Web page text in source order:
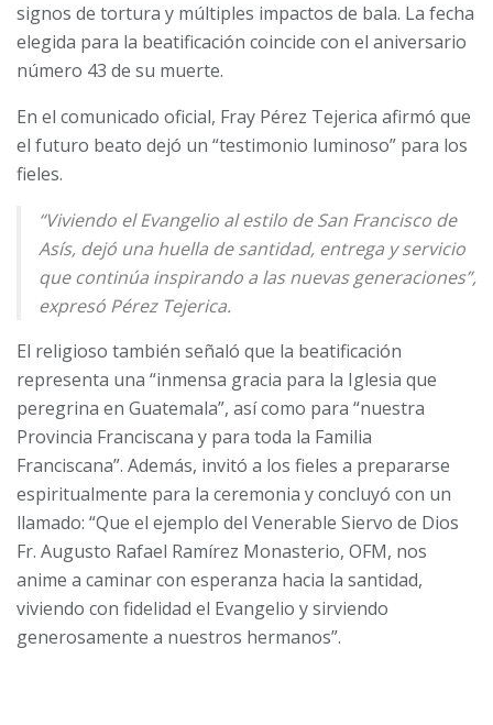
signos de tortura y múltiples impactos de bala. La fecha
elegida para la beatificación coincide con el aniversario
número 43 de su muerte.
En el comunicado oficial, Fray Pérez Tejerica afirmó que
el futuro beato dejó un “testimonio luminoso” para los
fieles.
“Viviendo el Evangelio al estilo de San Francisco de
Asís, dejó una huella de santidad, entrega y servicio
que continúa inspirando a las nuevas generaciones”,
expresó Pérez Tejerica.
El religioso también señaló que la beatificación
representa una “inmensa gracia para la Iglesia que
peregrina en Guatemala”, así como para “nuestra
Provincia Franciscana y para toda la Familia
Franciscana”. Además, invitó a los fieles a prepararse
espiritualmente para la ceremonia y concluyó con un
llamado: “Que el ejemplo del Venerable Siervo de Dios
Fr. Augusto Rafael Ramírez Monasterio, OFM, nos
anime a caminar con esperanza hacia la santidad,
viviendo con fidelidad el Evangelio y sirviendo
generosamente a nuestros hermanos”.